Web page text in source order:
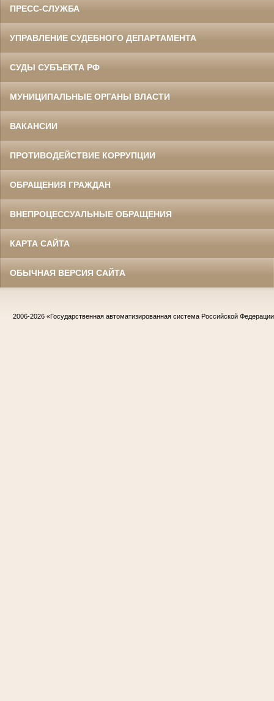
ПРЕСС-СЛУЖБА
УПРАВЛЕНИЕ СУДЕБНОГО ДЕПАРТАМЕНТА
СУДЫ СУБЪЕКТА РФ
МУНИЦИПАЛЬНЫЕ ОРГАНЫ ВЛАСТИ
ВАКАНСИИ
ПРОТИВОДЕЙСТВИЕ КОРРУПЦИИ
ОБРАЩЕНИЯ ГРАЖДАН
ВНЕПРОЦЕССУАЛЬНЫЕ ОБРАЩЕНИЯ
КАРТА САЙТА
ОБЫЧНАЯ ВЕРСИЯ САЙТА
2006-2026 «Государственная автоматизированная система Российской